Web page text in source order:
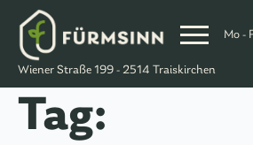
Content
Mo -
Wiener Straße 199 - 2514 Traiskirchen
Tag: